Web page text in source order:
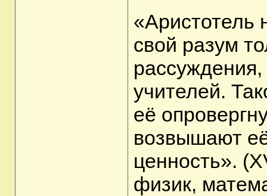
«Аристотель
свой разум
рассуждения,
учителей.
её
возвышают
ценность».
физик,